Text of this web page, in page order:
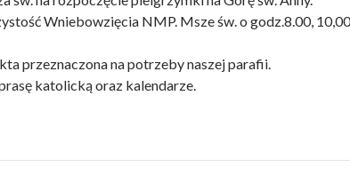
Wniebowzięcia NMP. Msze św. o godz.8.00,
przeznaczona na potrzeby naszej parafii.
katolicką oraz kalendarze.